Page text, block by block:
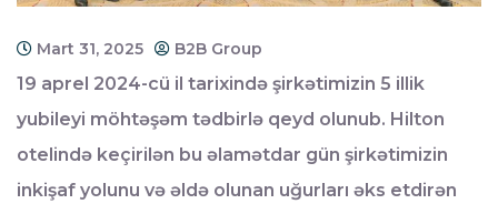
Mart 31, 2025 B2B Group
19 aprel 2024-cü il tarixində şirkətimizin 5 illik
yubileyi möhtəşəm tədbirlə qeyd olunub. Hilton
otelində keçirilən bu əlamətdar gün şirkətimizin
inkişaf yolunu və əldə olunan uğurları əks etdirən